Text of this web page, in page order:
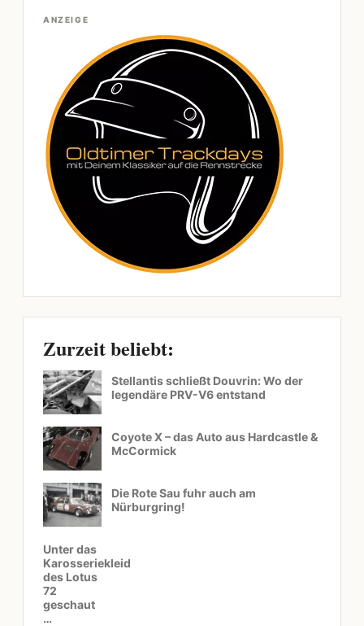
ANZEIGE
Zurzeit beliebt:
Stellantis schließt Douvrin: Wo der
legendäre PRV-V6 entstand
Coyote X – das Auto aus Hardcastle &
McCormick
Die Rote Sau fuhr auch am
Nürburgring!
Unter das
Karosseriekleid
des Lotus
72
geschaut
…